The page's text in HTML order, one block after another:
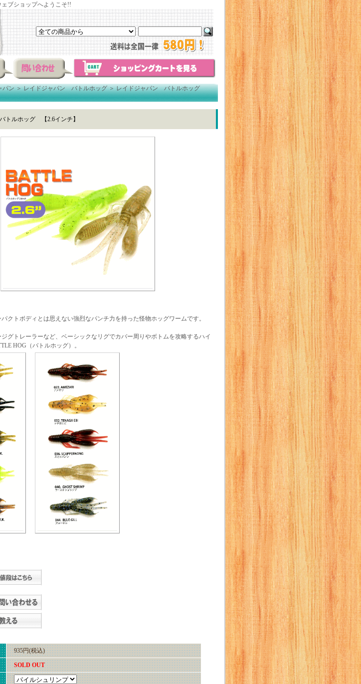
ブショップへようこそ!!
パン＞レイドジャパン バトルホッグ＞レイドジャパン バトルホッグ
ルホッグ 【2.6インチ】
クトボディとは思えない強烈なパンチ力を持った怪物ホッグワームです。
グトレーラーなど、ベーシックなリグでカバー周りやボトムを攻略するハイ
HOG（バトルホッグ）。
935円(税込)
SOLD OUT